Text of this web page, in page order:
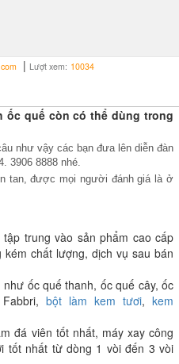
| Lượt xem: 10034
ốc quế còn có thể dùng trong
như vậy các bạn đưa lên diễn đàn
3906 8888 nhé.
tan, được mọi người đánh giá là ở
trung vào sản phẩm cao cấp
chất lượng, dịch vụ sau bán
ốc quế thanh, ốc quế cây, ốc
Fabbri, bột làm kem tươi,kem
đá viên tốt nhất, máy xay công
tốt nhất từ dòng 1 vòi đến 3 vòi